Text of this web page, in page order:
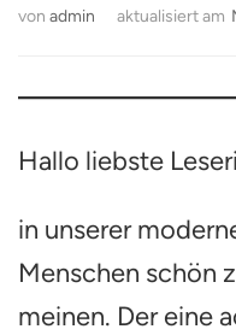
von admin aktualisiert am
Hallo liebste
in unserer
Menschen schön
meinen. Der eine